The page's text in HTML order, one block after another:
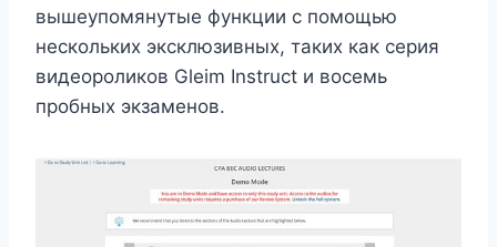
вышеупомянутые функции с помощью
нескольких эксклюзивных, таких как серия
видеороликов Gleim Instruct и восемь
пробных экзаменов.